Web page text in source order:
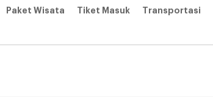
Paket Wisata Tiket Masuk Transportasi